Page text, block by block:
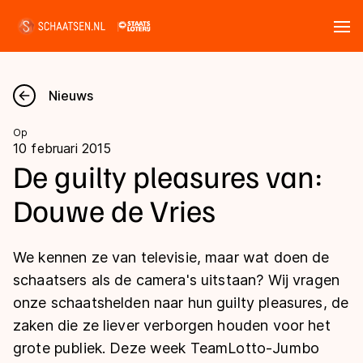
Nieuws
Kalender
Disciplines
Langebaan
Shorttrack
Inlineskaten
Uitslagen
Langebaan
Shorttrack
Marathon
Tijden & historie
Ranglijsten Langebaan
Nieuws
Op
10 februari 2015
De guilty pleasures van:
Douwe de Vries
We kennen ze van televisie, maar wat doen de
schaatsers als de camera's uitstaan? Wij vragen
onze schaatshelden naar hun guilty pleasures, de
zaken die ze liever verborgen houden voor het
grote publiek. Deze week TeamLotto-Jumbo